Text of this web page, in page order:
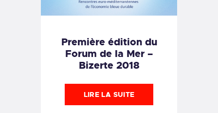
Première édition du
Forum de la Mer –
Bizerte 2018
LIRE LA SUITE